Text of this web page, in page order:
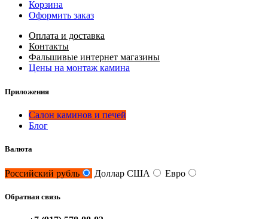
Корзина
Оформить заказ
Оплата и доставка
Контакты
Фальшивые интернет магазины
Цены на монтаж камина
Приложения
Салон каминов и печей
Блог
Валюта
Российский рубль Доллар США Евро
Обратная связь